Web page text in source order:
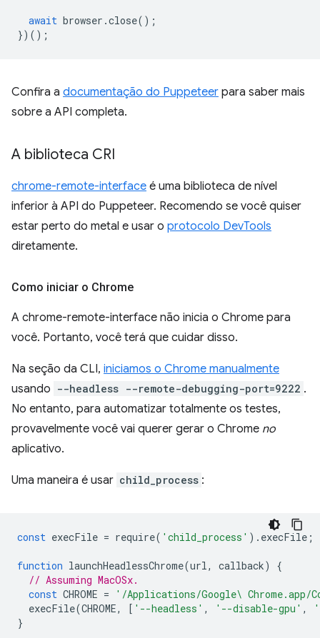
await browser .close();
})();
Confira a documentação do Puppeteer para saber mais
sobre a API completa.
A biblioteca CRI
chrome-remote-interface é uma biblioteca de nível
inferior à API do Puppeteer. Recomendo se você quiser
estar perto do metal e usar o protocolo DevTools
diretamente.
Como iniciar o Chrome
A chrome-remote-interface não inicia o Chrome para
você. Portanto, você terá que cuidar disso.
Na seção da CLI, iniciamos o Chrome manualmente
usando --headless --remote-debugging-port=9222 .
No entanto, para automatizar totalmente os testes,
provavelmente você vai querer gerar o Chrome no
aplicativo.
Uma maneira é usar child_process :
const execFile = require( 'child_process' ). execFile ;
function launchHeadlessChrome(url, callback)
{
// Assuming MacOSx.
const CHROME =
'/Applications/Google\ Chrome.app/
execFile(CHROME, [ '--headless' , '--disable-gpu' ,
}